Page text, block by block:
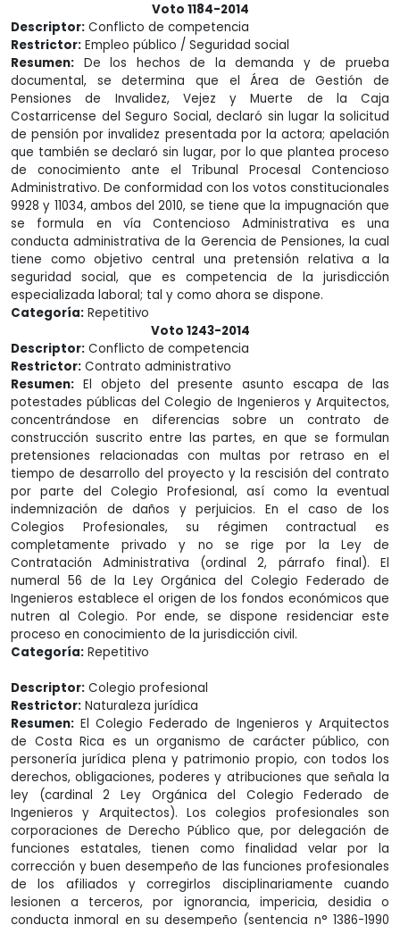
Voto 1184-2014
Descriptor: Conflicto de competencia
Restrictor: Empleo público / Seguridad social
Resumen: De los hechos de la demanda y de prueba
documental, se determina que el Área de Gestión de
Pensiones de Invalidez, Vejez y Muerte de la Caja
Costarricense del Seguro Social, declaró sin lugar la solicitud
de pensión por invalidez presentada por la actora; apelación
que también se declaró sin lugar, por lo que plantea proceso
de conocimiento ante el Tribunal Procesal Contencioso
Administrativo. De conformidad con los votos constitucionales
9928 y 11034, ambos del 2010, se tiene que la impugnación que
se formula en vía Contencioso Administrativa es una
conducta administrativa de la Gerencia de Pensiones, la cual
tiene como objetivo central una pretensión relativa a la
seguridad social, que es competencia de la jurisdicción
especializada laboral; tal y como ahora se dispone.
Categoría: Repetitivo
Voto 1243-2014
Descriptor: Conflicto de competencia
Restrictor: Contrato administrativo
Resumen: El objeto del presente asunto escapa de las
potestades públicas del Colegio de Ingenieros y Arquitectos,
concentrándose en diferencias sobre un contrato de
construcción suscrito entre las partes, en que se formulan
pretensiones relacionadas con multas por retraso en el
tiempo de desarrollo del proyecto y la rescisión del contrato
por parte del Colegio Profesional, así como la eventual
indemnización de daños y perjuicios. En el caso de los
Colegios Profesionales, su régimen contractual es
completamente privado y no se rige por la Ley de
Contratación Administrativa (ordinal 2, párrafo final). El
numeral 56 de la Ley Orgánica del Colegio Federado de
Ingenieros establece el origen de los fondos económicos que
nutren al Colegio. Por ende, se dispone residenciar este
proceso en conocimiento de la jurisdicción civil.
Categoría: Repetitivo
Descriptor: Colegio profesional
Restrictor: Naturaleza jurídica
Resumen: El Colegio Federado de Ingenieros y Arquitectos
de Costa Rica es un organismo de carácter público, con
personería jurídica plena y patrimonio propio, con todos los
derechos, obligaciones, poderes y atribuciones que señala la
ley (cardinal 2 Ley Orgánica del Colegio Federado de
Ingenieros y Arquitectos). Los colegios profesionales son
corporaciones de Derecho Público que, por delegación de
funciones estatales, tienen como finalidad velar por la
corrección y buen desempeño de las funciones profesionales
de los afiliados y corregirlos disciplinariamente cuando
lesionen a terceros, por ignorancia, impericia, desidia o
conducta inmoral en su desempeño (sentencia n° 1386-1990